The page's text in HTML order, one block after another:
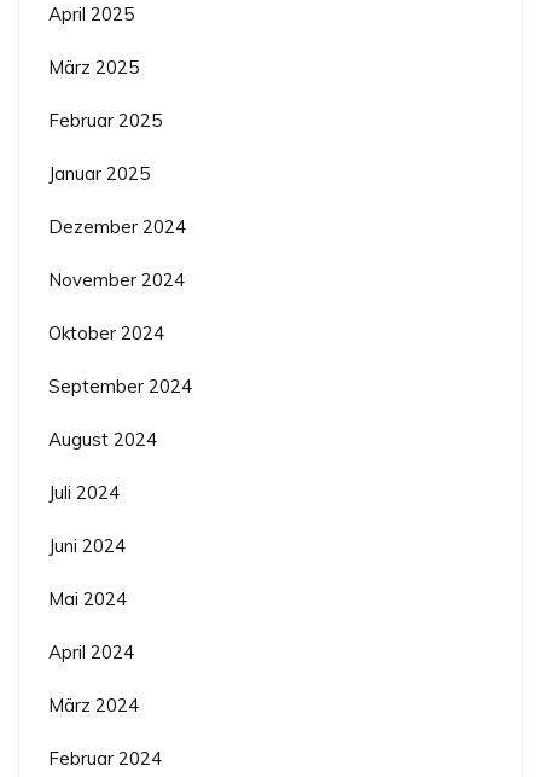
April 2025
März 2025
Februar 2025
Januar 2025
Dezember 2024
November 2024
Oktober 2024
September 2024
August 2024
Juli 2024
Juni 2024
Mai 2024
April 2024
März 2024
Februar 2024